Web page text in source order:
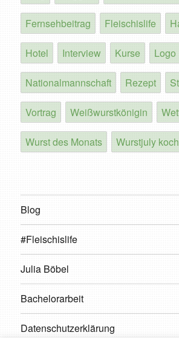
Fernsehbeitrag Fleischislife
Hotel Interview Kurse Logo
Nationalmannschaft Rezept
Vortrag Weißwurstkönigin
Wurst des Monats Wurstjuly
Blog
#Fleischislife
Julia Böbel
Bachelorarbeit
Datenschutzerklärung